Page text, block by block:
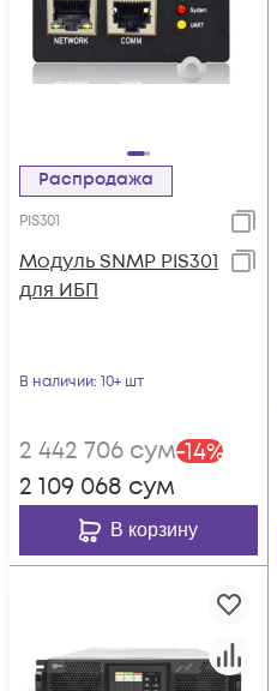
Распродажа
PIS301
Модуль SNMP PIS301
для ИБП
В наличии: 10+ шт
2 442 706 сум-14%
2 109 068 сум
В корзину